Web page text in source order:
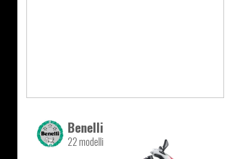
Benelli
22 modelli